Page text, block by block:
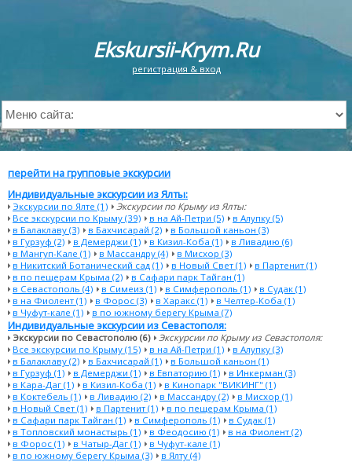
Ekskursii-Krym.Ru
регистрация & вход
перейти на групповые экскурсии
Индивидуальные экскурсии из Ялты:
Экскурсии по Ялте (1)
Экскурсии по Крыму из Ялты:
Все экскурсии по Крыму (39)
в на Ай-Петри (5)
в Алупку (5)
в Балаклаву (3)
в Бахчисарай (2)
в Большой каньон (3)
в Гурзуф (2)
в Демерджи (1) в Кизил-Коба (1)
в Ливадию (6)
в Мангуп-Кале (1)
в Массандру (4)
в Мисхор (3)
в Никитский Ботанический сад (1)
в Новый Свет (1)
в Партенит (1)
в по пещерам Крыма (2)
в Сафари парк Тайган (1)
в Севастополь (4)
в Симеиз (1) в Симферополь (1)
в Судак (1)
в на Фиолент (1)
в Форос (3) в Харакс (1)
в Челтер-Коба (1)
в Чуфут-кале (1)
в по южному берегу Крыма (7)
Индивидуальные экскурсии из Севастополя:
Экскурсии по Севастополю (6)
Экскурсии по Крыму из Севастополя:
Все экскурсии по Крыму (15)
в на Ай-Петри (1)
в Алупку (3)
в Балаклаву (2)
в Бахчисарай (1)
в Большой каньон (1)
в Гурзуф (1)
в Демерджи (1) в Евпаторию (1)
в Инкерман (3)
в Кара-Даг (1)
в Кизил-Коба (1)
в Кинопарк "ВИКИНГ" (1)
в Коктебель (1)
в Ливадию (2) в Массандру (2)
в Мисхор (1)
в Новый Свет (1)
в Партенит (1)
в по пещерам Крыма (1)
в Сафари парк Тайган (1)
в Симферополь (1)
в Судак (1)
в Топловский монастырь (1)
в Феодосию (1)
в на Фиолент (2)
в Форос (1)
в Чатыр-Даг (1)
в Чуфут-кале (1)
в по южному берегу Крыма (3)
в Ялту (4)